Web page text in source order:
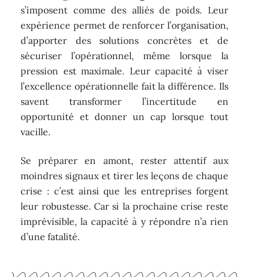
s’imposent comme des alliés de poids. Leur
expérience permet de renforcer l’organisation,
d’apporter des solutions concrètes et de
sécuriser l’opérationnel, même lorsque la
pression est maximale. Leur capacité à viser
l’excellence opérationnelle fait la différence. Ils
savent transformer l’incertitude en
opportunité et donner un cap lorsque tout
vacille.
Se préparer en amont, rester attentif aux
moindres signaux et tirer les leçons de chaque
crise : c’est ainsi que les entreprises forgent
leur robustesse. Car si la prochaine crise reste
imprévisible, la capacité à y répondre n’a rien
d’une fatalité.